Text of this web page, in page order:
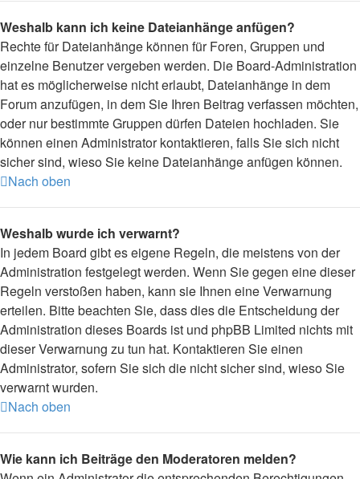
Weshalb kann ich keine Dateianhänge anfügen?
Rechte für Dateianhänge können für Foren, Gruppen und
einzelne Benutzer vergeben werden. Die Board-Administration
hat es möglicherweise nicht erlaubt, Dateianhänge in dem
Forum anzufügen, in dem Sie Ihren Beitrag verfassen möchten,
oder nur bestimmte Gruppen dürfen Dateien hochladen. Sie
können einen Administrator kontaktieren, falls Sie sich nicht
sicher sind, wieso Sie keine Dateianhänge anfügen können.
Nach oben
Weshalb wurde ich verwarnt?
In jedem Board gibt es eigene Regeln, die meistens von der
Administration festgelegt werden. Wenn Sie gegen eine dieser
Regeln verstoßen haben, kann sie Ihnen eine Verwarnung
erteilen. Bitte beachten Sie, dass dies die Entscheidung der
Administration dieses Boards ist und phpBB Limited nichts mit
dieser Verwarnung zu tun hat. Kontaktieren Sie einen
Administrator, sofern Sie sich die nicht sicher sind, wieso Sie
verwarnt wurden.
Nach oben
Wie kann ich Beiträge den Moderatoren melden?